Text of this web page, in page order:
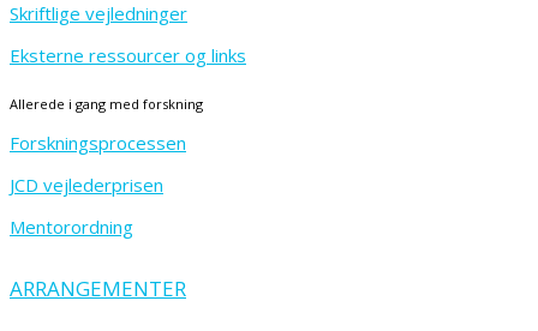
Skriftlige vejledninger
Eksterne ressourcer og links
Allerede i gang med forskning
Forskningsprocessen
JCD vejlederprisen
Mentorordning
ARRANGEMENTER